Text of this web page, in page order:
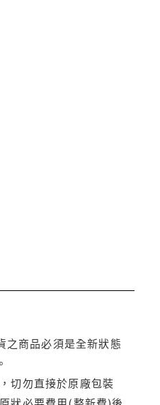
之商品必須是全新狀態
切勿直接於原廠包裝